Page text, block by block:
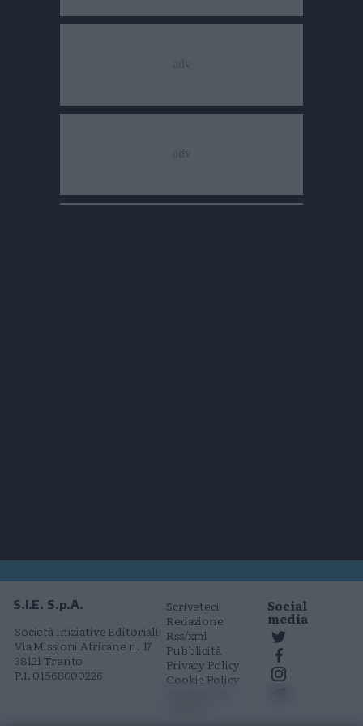
S.I.E. S.p.A.
Società Iniziative Editoriali
Via Missioni Africane n. 17
38121 Trento
P.I. 01568000226
Scriveteci
Redazione
Rss/xml
Pubblicità
Privacy Policy
Cookie Policy
Social
media